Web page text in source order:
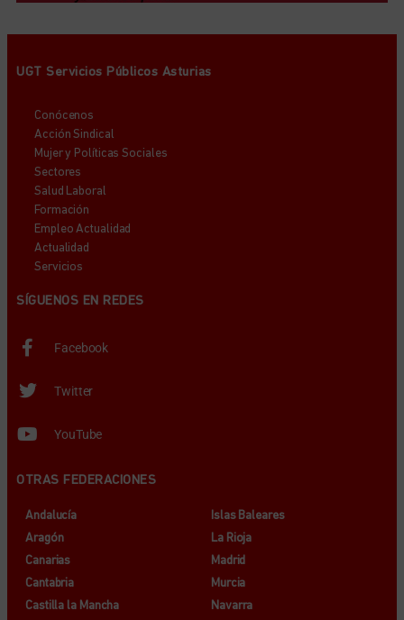
UGT Servicios Públicos Asturias
Conócenos
Acción Sindical
Mujer y Políticas Sociales
Sectores
Salud Laboral
Formación
Empleo Actualidad
Actualidad
Servicios
SÍGUENOS EN REDES
Facebook
Twitter
YouTube
OTRAS FEDERACIONES
Andalucía
Aragón
Canarias
Cantabria
Castilla la Mancha
Islas Baleares
La Rioja
Madrid
Murcia
Navarra